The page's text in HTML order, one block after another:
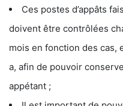
Ces postes d’appâts
doivent être contrôlées
mois en fonction des cas,
a, afin de pouvoir
appétant ;